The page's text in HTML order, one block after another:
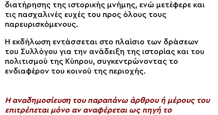
διατήρησης της ιστορικής μνήμης, ενώ μετέφερε και
τις πασχαλινές ευχές του προς όλους τους
παρευρισκόμενους.
Η εκδήλωση εντάσσεται στο πλαίσιο των δράσεων
του Συλλόγου για την ανάδειξη της ιστορίας και του
πολιτισμού της Κύπρου, συγκεντρώνοντας το
ενδιαφέρον του κοινού της περιοχής.
H αναδημοσίευση του παραπάνω άρθρου ή μέρους του
επιτρέπεται μόνο αν αναφέρεται ως πηγή το